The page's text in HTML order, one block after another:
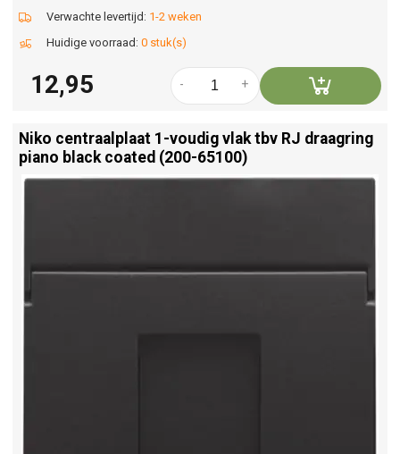
Verwachte levertijd: 1-2 weken
Huidige voorraad: 0 stuk(s)
12,95 +
-
Niko centraalplaat 1-voudig vlak tbv RJ draagring
piano black coated (200-65100)